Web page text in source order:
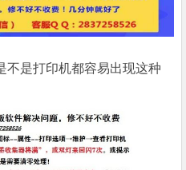
不是打印机都容易出现这种